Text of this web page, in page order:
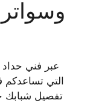
عبر فني حداد
التي
تفصيل شبابك